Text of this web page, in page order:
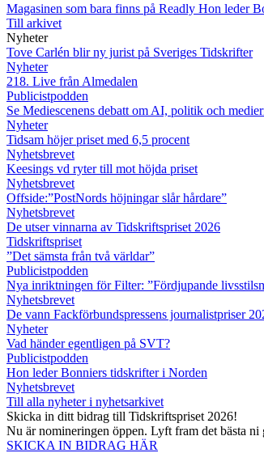
Magasinen som bara finns på Readly Hon leder
Till arkivet
Nyheter
Tove Carlén blir ny jurist på Sveriges Tidskrifter
Nyheter
218. Live från Almedalen
Publicistpodden
Se Mediescenens debatt om AI, politik och
Nyheter
Tidsam höjer priset med 6,5 procent
Nyhetsbrevet
Keesings vd ryter till mot höjda priset
Nyhetsbrevet
Offside:”PostNords höjningar slår hårdare”
Nyhetsbrevet
De utser vinnarna av Tidskriftspriset 2026
Tidskriftspriset
”Det sämsta från två världar”
Publicistpodden
Nya inriktningen för Filter: ”Fördjupande
Nyhetsbrevet
De vann Fackförbundspressens journalistpriser
Nyheter
Vad händer egentligen på SVT?
Publicistpodden
Hon leder Bonniers tidskrifter i Norden
Nyhetsbrevet
Till alla nyheter i nyhetsarkivet
Skicka in ditt bidrag till Tidskriftspriset 2026!
Nu är nomineringen öppen. Lyft fram det bästa ni
SKICKA IN BIDRAG HÄR